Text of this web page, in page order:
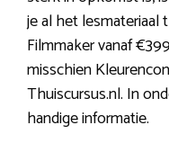
je al het lesmateriaal
Filmmaker vanaf
misschien
Thuiscursus.nl. In
handige informatie.